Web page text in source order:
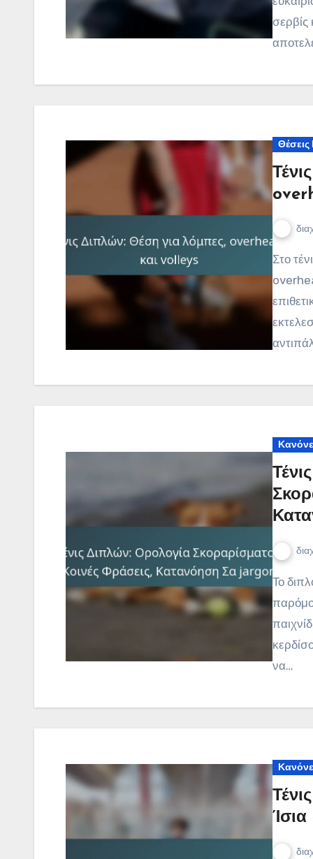
σερβίς
Στο τένις διπλών, η καλή τοποθέτηση για λόμπες,
Το διπλό τένις διαθέτει ένα σύστημα βαθμολόγησης
να…
Ίσια